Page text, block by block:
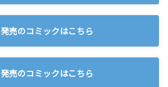
発売のコミックはこちら
発売のコミックはこちら